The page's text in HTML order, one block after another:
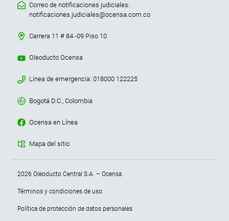
Correo de notificaciones judiciales:
notificaciones.judiciales@ocensa.com.co
Carrera 11 # 84 -09 Piso 10
Oleoducto Ocensa
Línea de emergencia: 018000 122225
Bogotá D.C., Colombia
Ocensa en Línea
Mapa del sitio
2026 Oleoducto Central S.A. – Ocensa
Términos y condiciones de uso
Política de protección de datos personales